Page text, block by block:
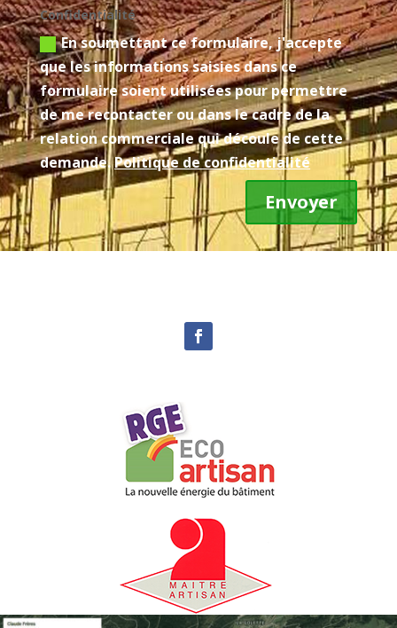
Confidentialité
En soumettant ce formulaire, j'accepte
que les informations saisies dans ce
formulaire soient utilisées pour permettre
de me recontacter ou dans le cadre de la
relation commerciale qui découle de cette
demande.Politique de confidentialité
Envoyer